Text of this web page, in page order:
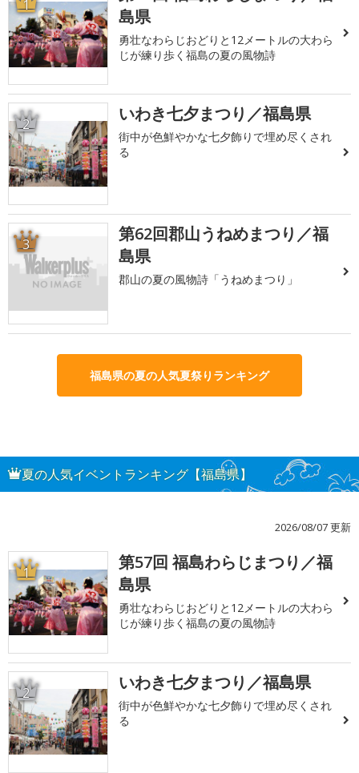
1
島県
勇壮なわらじおどりと12メートルの大わら
じが練り歩く福島の夏の風物詩
2 いわき七夕まつり／福島県
街中が色鮮やかな七夕飾りで埋め尽くされ
る
3
第62回郡山うねめまつり／福
島県
郡山の夏の風物詩「うねめまつり」
福島県の夏の人気夏祭りランキング
夏の人気イベントランキング【福島県】
2026/08/07 更新
1
第57回 福島わらじまつり／福
島県
勇壮なわらじおどりと12メートルの大わら
じが練り歩く福島の夏の風物詩
2 いわき七夕まつり／福島県
街中が色鮮やかな七夕飾りで埋め尽くされ
る